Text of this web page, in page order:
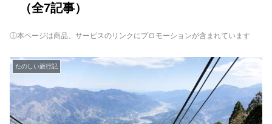
（全7記事）
ⓘ本ページは商品、サービスのリンクにプロモーションが含まれています
たのしい旅行記